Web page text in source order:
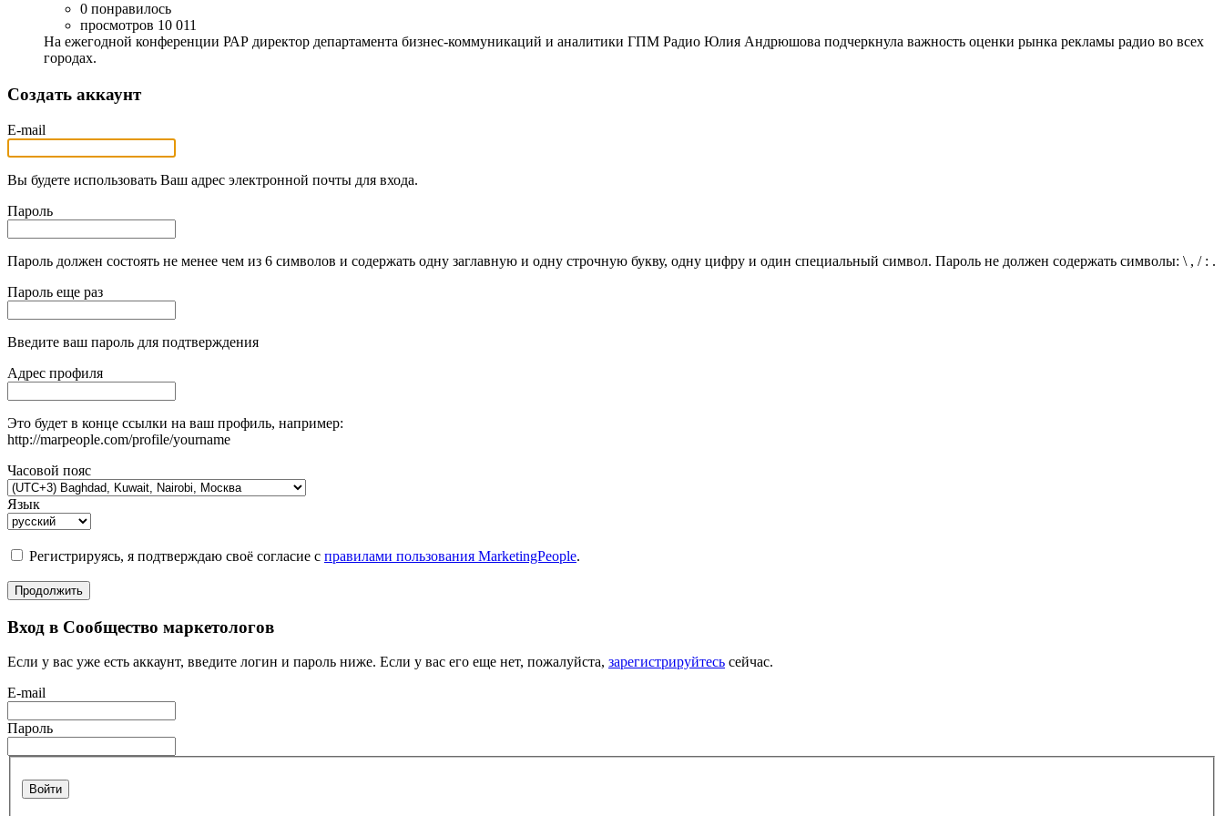
0 понравилось
просмотров 10 011
На ежегодной конференции РАР директор департамента бизнес-коммуникаций и аналитики ГПМ Радио Юлия Андрюшова подчеркнула важность оценки рынка рекламы радио во всех
городах.
Создать аккаунт
E-mail
Вы будете использовать Ваш адрес электронной почты для входа.
Пароль
Пароль должен состоять не менее чем из 6 символов и содержать одну заглавную и одну строчную букву, одну цифру и один специальный символ. Пароль не должен содержать символы: \ , / : .
Пароль еще раз
Введите ваш пароль для подтверждения
Адрес профиля
Это будет в конце ссылки на ваш профиль, например:
http://marpeople.com/profile/yourname
Часовой пояс
Язык
Регистрируясь, я подтверждаю своё согласие с правилами пользования MarketingPeople.
Продолжить
Вход в Сообщество маркетологов
Если у вас уже есть аккаунт, введите логин и пароль ниже. Если у вас его еще нет, пожалуйста, зарегистрируйтесь сейчас.
E-mail
Пароль
Войти